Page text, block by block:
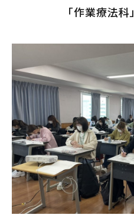
｢作業療法